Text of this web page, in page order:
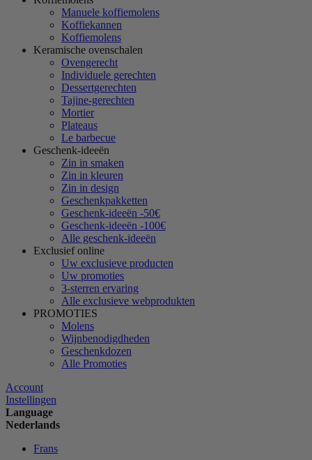
Manuele koffiemolens
Koffiekannen
Koffiemolens
Keramische ovenschalen
Ovengerecht
Individuele gerechten
Dessertgerechten
Tajine-gerechten
Mortier
Plateaus
Le barbecue
Geschenk-ideeën
Zin in smaken
Zin in kleuren
Zin in design
Geschenkpakketten
Geschenk-ideeën -50€
Geschenk-ideeën -100€
Alle geschenk-ideeën
Exclusief online
Uw exclusieve producten
Uw promoties
3-sterren ervaring
Alle exclusieve webprodukten
PROMOTIES
Molens
Wijnbenodigdheden
Geschenkdozen
Alle Promoties
Account
Instellingen
Language
Nederlands
Frans